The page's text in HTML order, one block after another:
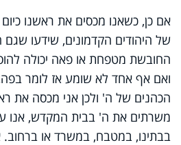
אם כן, כשאנו מכסים את ראשנו
של היהודים הקדמונים, שידעו
החובשת מטפחת או פאה יכולה
ואם אף אחד לא שומע אז לומר
הכהנים של ה' ולכן אני מכסה את
משרתים את ה' בבית המקדש, אנו
בבתינו, במטבח, במשרד או